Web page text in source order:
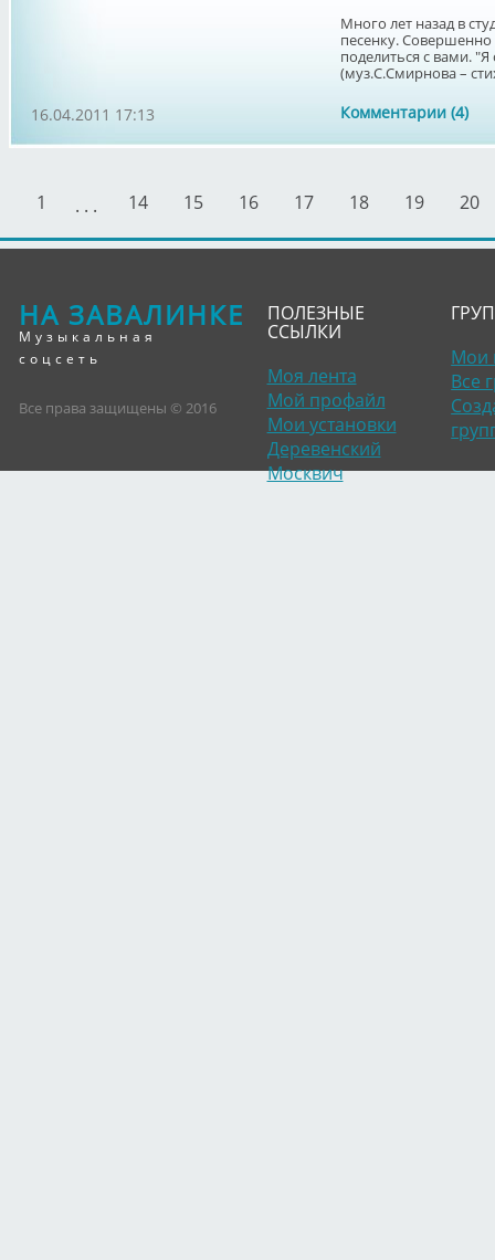
Много лет назад в
песенку.
поделиться с вами.
(муз.С.Смирнова –
Комментарии (4)
16.04.2011 17:13
1 . . . 14 15 16 17 18 19 20
НА ЗАВАЛИНКЕ
Музыкальная
соцсеть
Все права защищены © 2016
ПОЛЕЗНЫЕ
ССЫЛКИ
Моя лента
Мой профайл
Мои установки
Деревенский
Москвич
Мои
Все